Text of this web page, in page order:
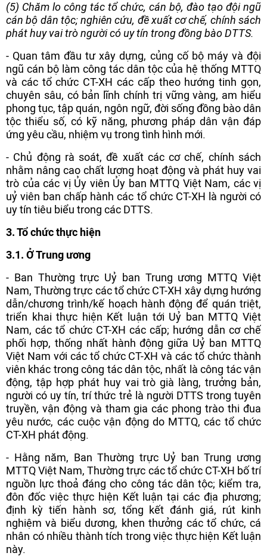
(5) Chăm lo công tác tổ chức, cán bộ, đào tạo đội ngũ
cán bộ dân tộc; nghiên cứu, đề xuất cơ chế, chính sách
phát huy vai trò người có uy tín trong đồng bào DTTS.
- Quan tâm đầu tư xây dựng, củng cố bộ máy và đội
ngũ cán bộ làm công tác dân tộc của hệ thống MTTQ
và các tổ chức CT-XH các cấp theo hướng tinh gọn,
chuyên sâu, có bản lĩnh chính trị vững vàng, am hiểu
phong tục, tập quán, ngôn ngữ, đời sống đồng bào dân
tộc thiểu số, có kỹ năng, phương pháp dân vận đáp
ứng yêu cầu, nhiệm vụ trong tình hình mới.
- Chủ động rà soát, đề xuất các cơ chế, chính sách
nhằm nâng cao chất lượng hoạt động và phát huy vai
trò của các vị Ủy viên Ủy ban MTTQ Việt Nam, các vị
uỷ viên ban chấp hành các tổ chức CT-XH là người có
uy tín tiêu biểu trong các DTTS.
3. Tổ chức thực hiện
3.1. Ở Trung ương
- Ban Thường trực Uỷ ban Trung ương MTTQ Việt
Nam, Thường trực các tổ chức CT-XH xây dựng hướng
dẫn/chương trình/kế hoạch hành động để quán triệt,
triển khai thực hiện Kết luận tới Uỷ ban MTTQ Việt
Nam, các tổ chức CT-XH các cấp; hướng dẫn cơ chế
phối hợp, thống nhất hành động giữa Uỷ ban MTTQ
Việt Nam với các tổ chức CT-XH và các tổ chức thành
viên khác trong công tác dân tộc, nhất là công tác vận
động, tập hợp phát huy vai trò già làng, trưởng bản,
người có uy tín, trí thức trẻ là người DTTS trong tuyên
truyền, vận động và tham gia các phong trào thi đua
yêu nước, các cuộc vận động do MTTQ, các tổ chức
CT-XH phát động.
- Hằng năm, Ban Thường trực Uỷ ban Trung ương
MTTQ Việt Nam, Thường trực các tổ chức CT-XH bố trí
nguồn lực thoả đáng cho công tác dân tộc; kiểm tra,
đôn đốc việc thực hiện Kết luận tại các địa phương;
định kỳ tiến hành sơ, tổng kết đánh giá, rút kinh
nghiệm và biểu dương, khen thưởng các tổ chức, cá
nhân có nhiều thành tích trong việc thực hiện Kết luận
này.